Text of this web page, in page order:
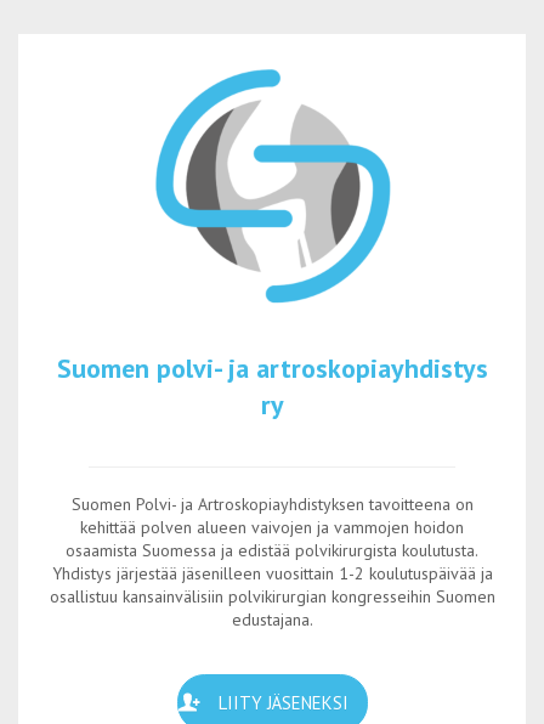
Suomen polvi- ja artroskopiayhdistys
ry
Suomen Polvi- ja Artroskopiayhdistyksen tavoitteena on
kehittää polven alueen vaivojen ja vammojen hoidon
osaamista Suomessa ja edistää polvikirurgista koulutusta.
Yhdistys järjestää jäsenilleen vuosittain 1-2 koulutuspäivää ja
osallistuu kansainvälisiin polvikirurgian kongresseihin Suomen
edustajana.
LIITY JÄSENEKSI